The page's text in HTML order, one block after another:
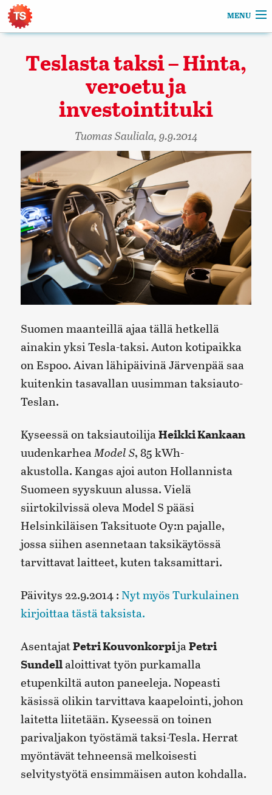
MENU
Teslasta taksi – Hinta,
veroetu ja
investointituki
Tuomas Sauliala,9.9.2014
Suomen maanteillä ajaa tällä hetkellä
ainakin yksi Tesla-taksi. Auton kotipaikka
on Espoo. Aivan lähipäivinä Järvenpää saa
kuitenkin tasavallan uusimman taksiauto-
Teslan.
Kyseessä on taksiautoilijaHeikki Kankaan
uudenkarheaModel S, 85 kWh-
akustolla. Kangas ajoi auton Hollannista
Suomeen syyskuun alussa. Vielä
siirtokilvissä oleva Model S pääsi
Helsinkiläisen Taksituote Oy:n pajalle,
jossa siihen asennetaan taksikäytössä
tarvittavat laitteet, kuten taksamittari.
Päivitys 22.9.2014 : Nyt myös Turkulainen
kirjoittaa tästä taksista.
AsentajatPetri KouvonkorpijaPetri
Sundellaloittivat työn purkamalla
etupenkiltä auton paneeleja. Nopeasti
käsissä olikin tarvittava kaapelointi, johon
laitetta liitetään. Kyseessä on toinen
parivaljakon työstämä taksi-Tesla. Herrat
myöntävät tehneensä melkoisesti
selvitystyötä ensimmäisen auton kohdalla.